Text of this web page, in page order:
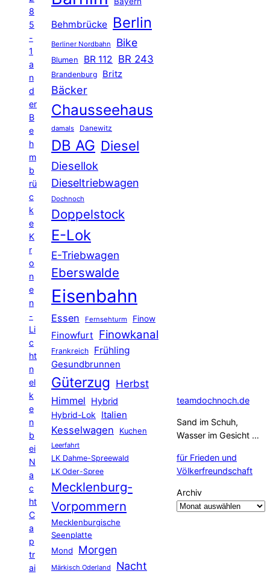
8
5
-
1
a
n
d
er
B
e
h
m
b
rü
c
k
e
K
r
o
n
e
n
-
Li
c
ht
n
el
k
e
n
b
ei
N
a
c
ht
C
a
p
tr
ai
Behmbrücke Berlin
Berliner Nordbahn Bike
Blumen BR 112 BR 243
Brandenburg Britz
Bäcker
Chausseehaus
damals Danewitz
DB AG Diesel
Diesellok
Dieseltriebwagen
Dochnoch
Doppelstock
E-Lok
E-Triebwagen
Eberswalde
Eisenbahn
Essen Fernsehturm Finow
Finowfurt Finowkanal
Frankreich Frühling
Gesundbrunnen
Güterzug Herbst
Himmel
Hybrid
Hybrid-Lok Italien
Kesselwagen Kuchen
Leerfahrt
LK Dahme-Spreewald
LK Oder-Spree
Mecklenburg-
Vorpommern
Mecklenburgische
Seenplatte
Mond
Morgen
Märkisch Oderland Nacht
teamdochnoch.de
Sand im Schuh,
Wasser im Gesicht …
für Frieden und
Völkerfreundschaft
Archiv